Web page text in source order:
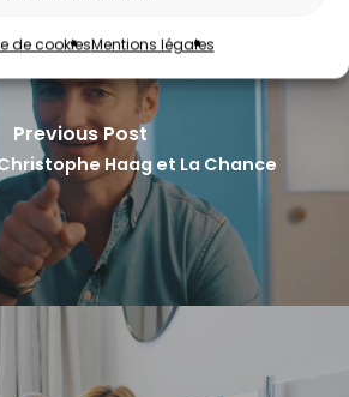
de cookiesMentions légales
Previous Post
Haag et La Chance